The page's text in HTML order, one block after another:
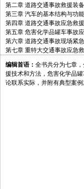
第二章 道路交通事故救援装备
第三章 汽车的基本结构与功能
第四章 道路交通事故应急救
第五章 危害化学品罐车事故
第六章 道路交通事故现场紧
第七章 重特大交通事故应急
编辑首语： 全书共分为七章
援技术和方法，危害化学品
论联系实际，并附有典型案例